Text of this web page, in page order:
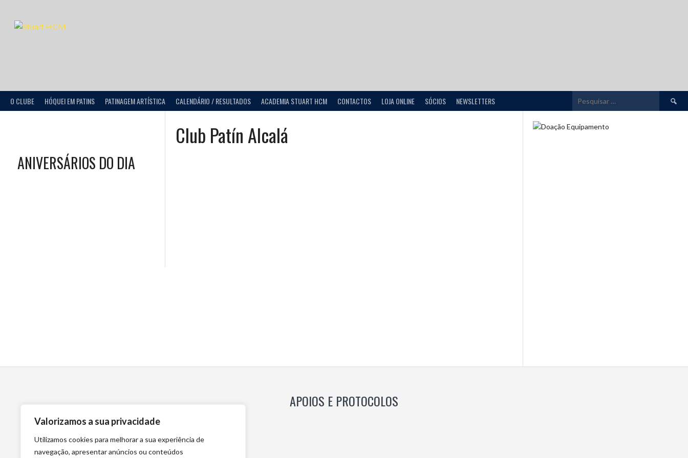
Valorizamos a sua privacidade
Utilizamos cookies para melhorar a sua experiência de
navegação, apresentar anúncios ou conteúdos
O CLUBE HÓQUEI EM PATINS PATINAGEM ARTÍSTICA CALENDÁRIO / RESULTADOS ACADEMIA STUART HCM CONTACTOS LOJA ONLINE SÓCIOS NEWSLETTERS
por:
Club Patín Alcalá
ANIVERSÁRIOS DO DIA
APOIOS E PROTOCOLOS